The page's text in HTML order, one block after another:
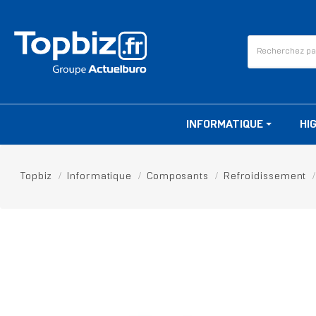
INFORMATIQUE
Topbiz Informatique Composants Refroidissement